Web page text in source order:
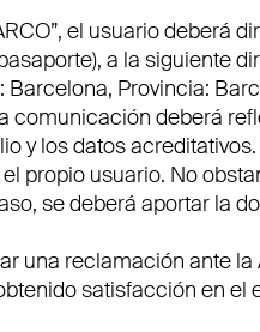
el usuario deberá
a la siguiente
Provincia:
comunicación deberá
y los datos acreditativos.
propio usuario. No
se deberá aportar la
una reclamación ante la
satisfacción en el